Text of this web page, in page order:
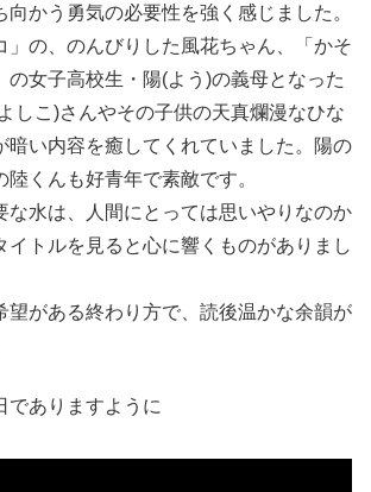
向かう勇気の必要性を強く感じました。
」の、のんびりした風花ちゃん、「かそ
の女子高校生・陽(よう)の義母となった
しこ)さんやその子供の天真爛漫なひな
暗い内容を癒してくれていました。陽の
くんも好青年で素敵です。
な水は、人間にとっては思いやりなのか
イトルを見ると心に響くものがありまし
望がある終わり方で、読後温かな余韻が
でありますように